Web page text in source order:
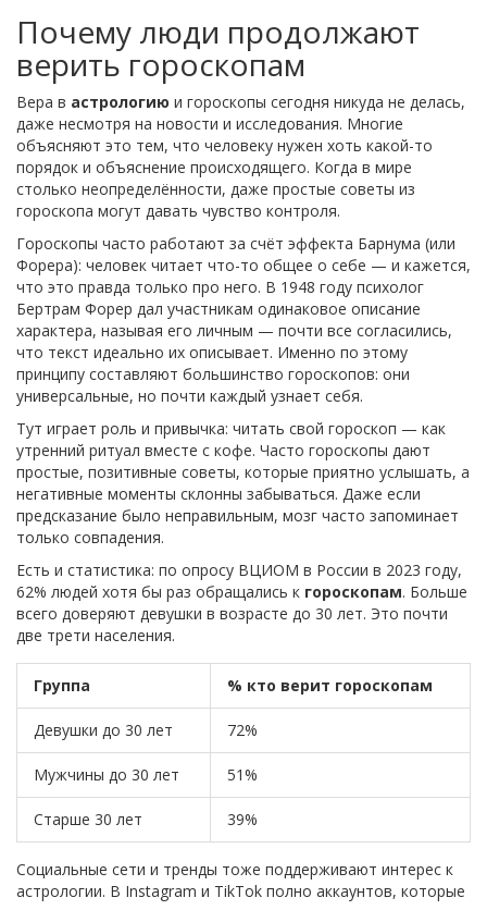
Почему люди продолжают
верить гороскопам
Вера в астрологию и гороскопы сегодня никуда не делась,
даже несмотря на новости и исследования. Многие
объясняют это тем, что человеку нужен хоть какой-то
порядок и объяснение происходящего. Когда в мире
столько неопределённости, даже простые советы из
гороскопа могут давать чувство контроля.
Гороскопы часто работают за счёт эффекта Барнума (или
Форера): человек читает что-то общее о себе — и кажется,
что это правда только про него. В 1948 году психолог
Бертрам Форер дал участникам одинаковое описание
характера, называя его личным — почти все согласились,
что текст идеально их описывает. Именно по этому
принципу составляют большинство гороскопов: они
универсальные, но почти каждый узнает себя.
Тут играет роль и привычка: читать свой гороскоп — как
утренний ритуал вместе с кофе. Часто гороскопы дают
простые, позитивные советы, которые приятно услышать, а
негативные моменты склонны забываться. Даже если
предсказание было неправильным, мозг часто запоминает
только совпадения.
Есть и статистика: по опросу ВЦИОМ в России в 2023 году,
62% людей хотя бы раз обращались к гороскопам. Больше
всего доверяют девушки в возрасте до 30 лет. Это почти
две трети населения.
Группа % кто верит гороскопам
Девушки до 30 лет 72%
Мужчины до 30 лет 51%
Старше 30 лет 39%
Социальные сети и тренды тоже поддерживают интерес к
астрологии. В Instagram и TikTok полно аккаунтов, которые